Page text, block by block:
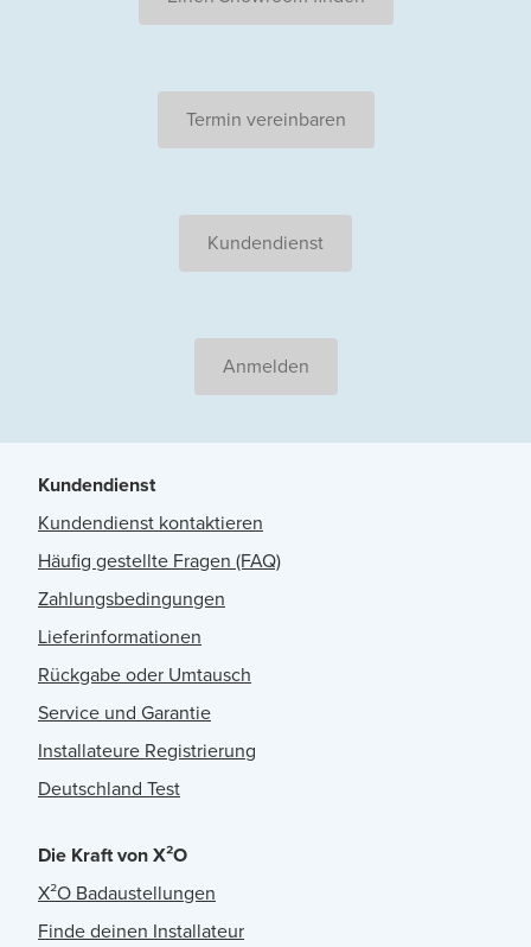
Termin vereinbaren
Kundendienst
Anmelden
Kundendienst
Kundendienst kontaktieren
Häufig gestellte Fragen (FAQ)
Zahlungsbedingungen
Lieferinformationen
Rückgabe oder Umtausch
Service und Garantie
Installateure Registrierung
Deutschland Test
Die Kraft von X²O
X²O Badaustellungen
Finde deinen Installateur